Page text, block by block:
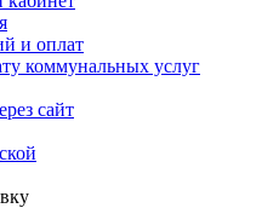
и оплат
коммунальных услуг
сайт